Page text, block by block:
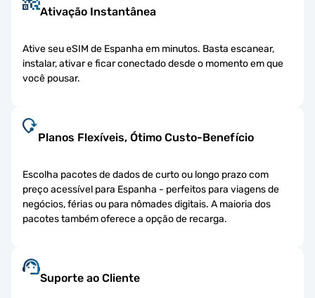
Ativação Instantânea
Ative seu eSIM de Espanha em minutos. Basta escanear,
instalar, ativar e ficar conectado desde o momento em que
você pousar.
Planos Flexíveis, Ótimo Custo-Benefício
Escolha pacotes de dados de curto ou longo prazo com
preço acessível para Espanha - perfeitos para viagens de
negócios, férias ou para nômades digitais. A maioria dos
pacotes também oferece a opção de recarga.
Suporte ao Cliente